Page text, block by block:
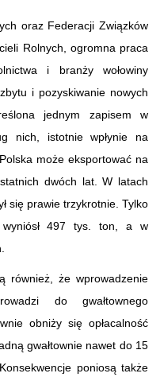
oraz Federacji Związków
Rolnych, ogromna praca
i branży wołowiny
i pozyskiwanie nowych
jednym zapisem w
nich, istotnie wpłynie na
może eksportować na
dwóch lat. W latach
się prawie trzykrotnie. Tylko
497 tys. ton, a w
również, że wprowadzenie
do gwałtownego
obniży się opłacalność
gwałtownie nawet do 15
poniosą także